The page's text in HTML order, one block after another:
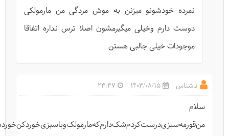
نمرده خودشونو میزنن به موش مردگی من مارمولکی
دوست دارم وخیلی میگیرمشون اصلا ترس نداره اتفاقا
موجودات خیلی جالبی هستن
ناشناس 1403/08/15
23:37
سلام